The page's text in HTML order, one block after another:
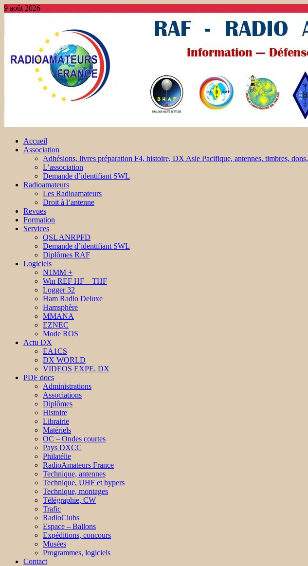
9 août 2026
Accueil
Association
Adhésions, livres préparation F4, histoire, DX Asie Pacifique, antennes, timbres, dons,
L’association
Demande d’identifiant SWL
Radioamateurs
Les Radioamateurs
Droit à l’antenne
Revues
Formation
Services
QSL ANRPFD
Demande d’identifiant SWL
Diplômes RAF
Logiciels
N1MM +
Win REF HF – THF
Logger 32
Ham Radio Deluxe
Hamsphère
MMANA
EZNEC
Mode ROS
Actu DX
EA1CS
DX WORLD
VIDEOS EXPE. DX
PDF docs
Administrations
Associations
Diplômes
Histoire
Librairie
Matériels
OC – Ondes courtes
Pays DXCC
Philatélie
RadioAmateurs France
Technique, antennes
Technique, UHF et hypers
Technique, montages
Télégraphie, CW
Trafic
RadioClubs
Espace – Ballons
Expéditions, concours
Musées
Programmes, logiciels
Contact